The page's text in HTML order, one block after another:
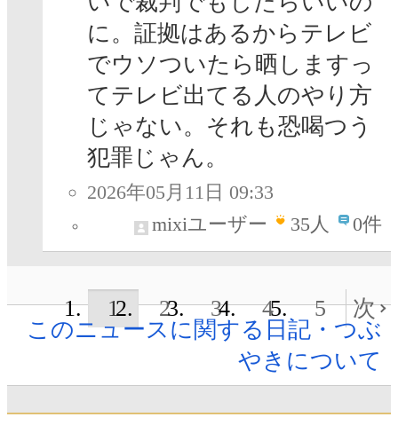
に。証拠はあるからテレビ
でウソついたら晒しますっ
てテレビ出てる人のやり方
じゃない。それも恐喝つう
犯罪じゃん。
2026年05月11日 09:33
mixiユーザー
35人 0件
1 2 3 4 5
次
このニュースに関する日記・つぶ
やきについて